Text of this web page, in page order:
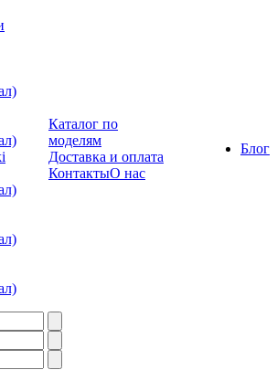
Каталог по
моделям
Доставка и оплата
КонтактыО нас
Блог